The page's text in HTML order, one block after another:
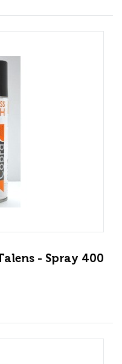
- Spray 400